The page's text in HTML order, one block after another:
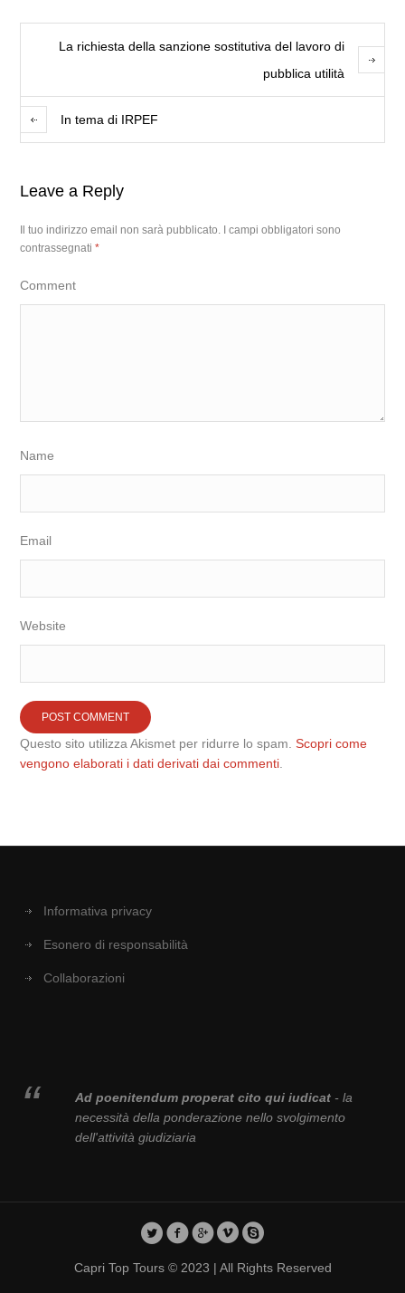
La richiesta della sanzione sostitutiva del lavoro di
pubblica utilità
In tema di IRPEF
Leave a Reply
Il tuo indirizzo email non sarà pubblicato.
I campi obbligatori sono
contrassegnati*
Comment
Name
Email
Website
Questo sito utilizza Akismet per ridurre lo spam.Scopri come
vengono elaborati i dati derivati dai commenti
Informativa privacy
Esonero di responsabilità
Collaborazioni
Ad poenitendum properat cito qui iudicat- la
necessità della ponderazione nello svolgimento
dell'attività giudiziaria
Capri Top Tours © 2023 | All Rights Reserved